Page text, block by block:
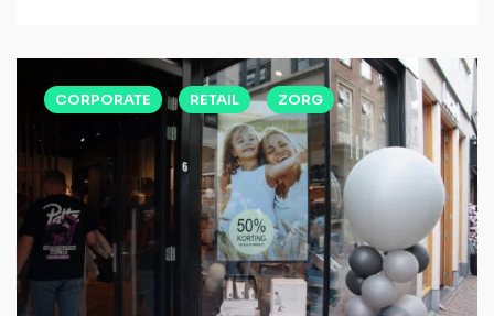
CORPORATE RETAIL ZORG